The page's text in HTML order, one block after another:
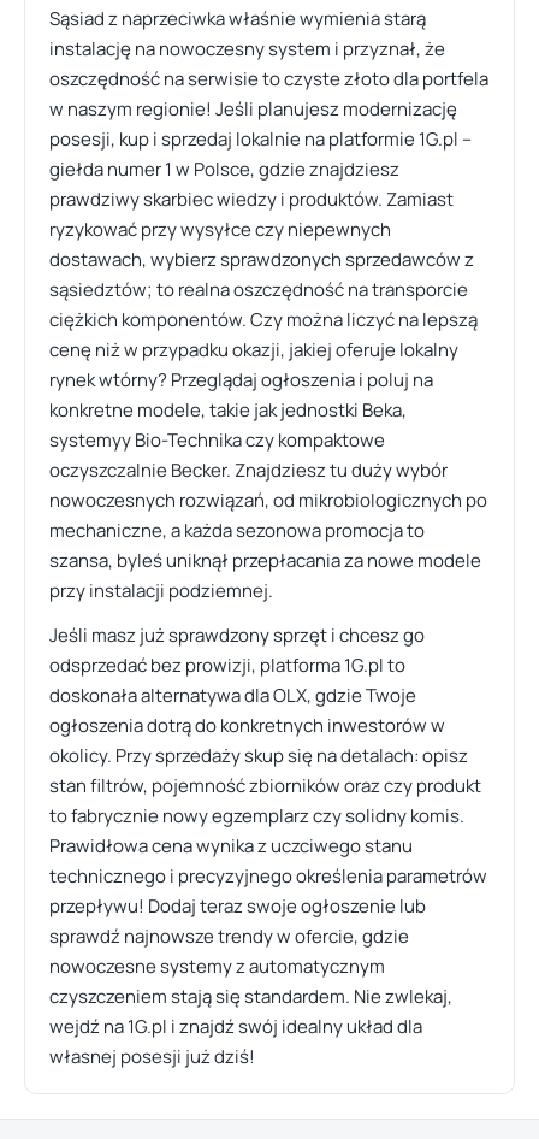
Sąsiad z naprzeciwka właśnie wymienia starą
instalację na nowoczesny system i przyznał, że
oszczędność na serwisie to czyste złoto dla portfela
w naszym regionie! Jeśli planujesz modernizację
posesji, kup i sprzedaj lokalnie na platformie 1G.pl –
giełda numer 1 w Polsce, gdzie znajdziesz
prawdziwy skarbiec wiedzy i produktów. Zamiast
ryzykować przy wysyłce czy niepewnych
dostawach, wybierz sprawdzonych sprzedawców z
sąsiedztów; to realna oszczędność na transporcie
ciężkich komponentów. Czy można liczyć na lepszą
cenę niż w przypadku okazji, jakiej oferuje lokalny
rynek wtórny? Przeglądaj ogłoszenia i poluj na
konkretne modele, takie jak jednostki Beka,
systemyy Bio-Technika czy kompaktowe
oczyszczalnie Becker. Znajdziesz tu duży wybór
nowoczesnych rozwiązań, od mikrobiologicznych po
mechaniczne, a każda sezonowa promocja to
szansa, byleś uniknął przepłacania za nowe modele
przy instalacji podziemnej.
Jeśli masz już sprawdzony sprzęt i chcesz go
odsprzedać bez prowizji, platforma 1G.pl to
doskonała alternatywa dla OLX, gdzie Twoje
ogłoszenia dotrą do konkretnych inwestorów w
okolicy. Przy sprzedaży skup się na detalach: opisz
stan filtrów, pojemność zbiorników oraz czy produkt
to fabrycznie nowy egzemplarz czy solidny komis.
Prawidłowa cena wynika z uczciwego stanu
technicznego i precyzyjnego określenia parametrów
przepływu! Dodaj teraz swoje ogłoszenie lub
sprawdź najnowsze trendy w ofercie, gdzie
nowoczesne systemy z automatycznym
czyszczeniem stają się standardem. Nie zwlekaj,
wejdź na 1G.pl i znajdź swój idealny układ dla
własnej posesji już dziś!